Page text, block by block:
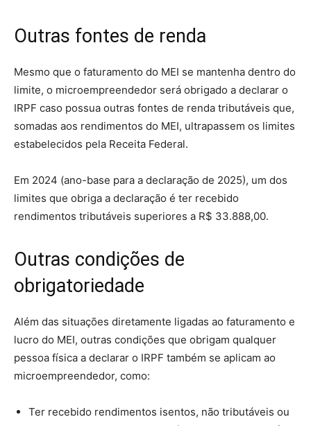
Outras fontes de renda
Mesmo que o faturamento do MEI se mantenha dentro do
limite, o microempreendedor será obrigado a declarar o
IRPF caso possua outras fontes de renda tributáveis que,
somadas aos rendimentos do MEI, ultrapassem os limites
estabelecidos pela Receita Federal.
Em 2024 (ano-base para a declaração de 2025), um dos
limites que obriga a declaração é ter recebido
rendimentos tributáveis superiores a R$ 33.888,00.
Outras condições de
obrigatoriedade
Além das situações diretamente ligadas ao faturamento e
lucro do MEI, outras condições que obrigam qualquer
pessoa física a declarar o IRPF também se aplicam ao
microempreendedor, como:
Ter recebido rendimentos isentos, não tributáveis ou